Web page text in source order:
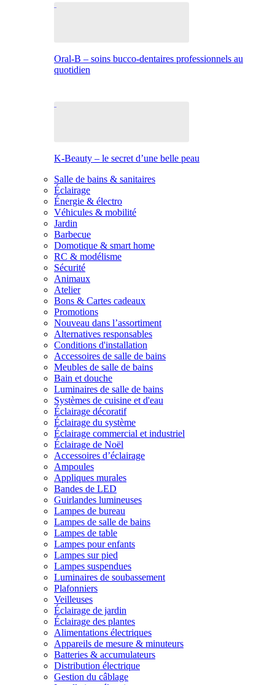
Oral-B – soins bucco-dentaires professionnels au
quotidien
K-Beauty – le secret d’une belle peau
Salle de bains & sanitaires
Éclairage
Énergie & électro
Véhicules & mobilité
Jardin
Barbecue
Domotique & smart home
RC & modélisme
Sécurité
Animaux
Atelier
Bons & Cartes cadeaux
Promotions
Nouveau dans l’assortiment
Alternatives responsables
Conditions d'installation
Accessoires de salle de bains
Meubles de salle de bains
Bain et douche
Luminaires de salle de bains
Systèmes de cuisine et d'eau
Éclairage décoratif
Éclairage du système
Éclairage commercial et industriel
Éclairage de Noël
Accessoires d’éclairage
Ampoules
Appliques murales
Bandes de LED
Guirlandes lumineuses
Lampes de bureau
Lampes de salle de bains
Lampes de table
Lampes pour enfants
Lampes sur pied
Lampes suspendues
Luminaires de soubassement
Plafonniers
Veilleuses
Éclairage de jardin
Éclairage des plantes
Alimentations électriques
Appareils de mesure & minuteurs
Batteries & accumulateurs
Distribution électrique
Gestion du câblage